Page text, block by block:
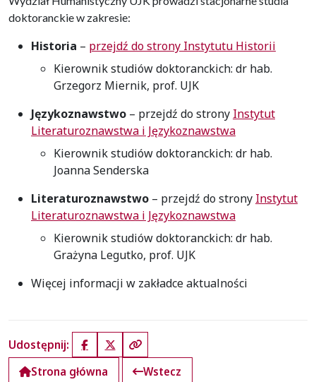
doktoranckie w zakresie:
Historia – przejdź do strony Instytutu Historii
Kierownik studiów doktoranckich: dr hab.
Grzegorz Miernik, prof. UJK
Językoznawstwo – przejdź do strony Instytut
Literaturoznawstwa i Językoznawstwa
Kierownik studiów doktoranckich: dr hab.
Joanna Senderska
Literaturoznawstwo – przejdź do strony Instytut
Literaturoznawstwa i Językoznawstwa
Kierownik studiów doktoranckich: dr hab.
Grażyna Legutko, prof. UJK
Więcej informacji w zakładce aktualności
Udostępnij: FacebookX (Twitter)Kopiuj link
Strona główna
Wstecz